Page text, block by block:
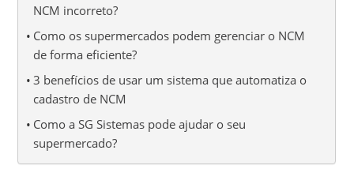
NCM incorreto?
Como os supermercados podem gerenciar o NCM
de forma eficiente?
3 benefícios de usar um sistema que automatiza o
cadastro de NCM
Como a SG Sistemas pode ajudar o seu
supermercado?